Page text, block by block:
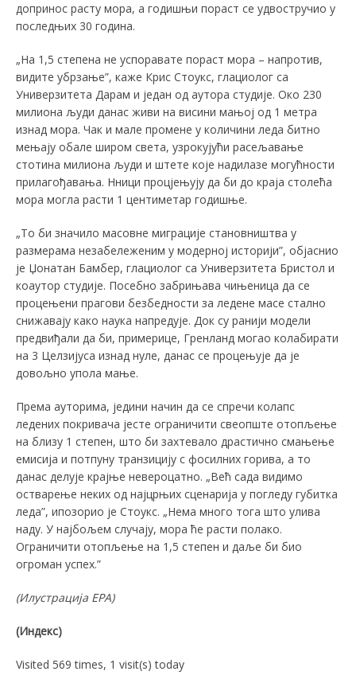
допринос расту мора, а годишњи пораст се удвостручио у
последњих 30 година.
„На 1,5 степена не успоравате пораст мора – напротив,
видите убрзање”, каже Крис Стоукс, глациолог са
Универзитета Дарам и један од аутора студије. Око 230
милиона људи данас живи на висини мањој од 1 метра
изнад мора. Чак и мале промене у количини леда битно
мењају обале широм света, узрокујући расељавање
стотина милиона људи и штете које надилазе могућности
прилагођавања. Нници процјењују да би до краја столећа
мора могла расти 1 центиметар годишње.
„То би значило масовне миграције становништва у
размерама незабележеним у модерној историји”, објаснио
је Џонатан Бамбер, глациолог са Универзитета Бристол и
коаутор студије. Посебно забрињава чињеница да се
процењени прагови безбедности за ледене масе стално
снижавају како наука напредује. Док су ранији модели
предвиђали да би, примерице, Гренланд могао колабирати
на 3 Целзијуса изнад нуле, данас се процењује да је
довољно упола мање.
Према ауторима, једини начин да се спречи колапс
ледених покривача јесте ограничити свеопште отопљење
на близу 1 степен, што би захтевало драстично смањење
емисија и потпуну транзицију с фосилних горива, а то
данас делује крајње невероцатно. „Већ сада видимо
остварење неких од најцрњих сценарија у погледу губитка
леда”, ипозорио је Стоукс. „Нема много тога што улива
наду. У најбољем случају, мора ће расти полако.
Ограничити отопљење на 1,5 степен и даље би био
огроман успех.”
(Илустрација EPA)
(Индекс)
Visited 569 times, 1 visit(s) today